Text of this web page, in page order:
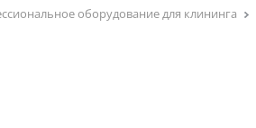
оборудование для клининга